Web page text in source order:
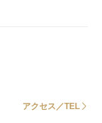
アクセス／TEL